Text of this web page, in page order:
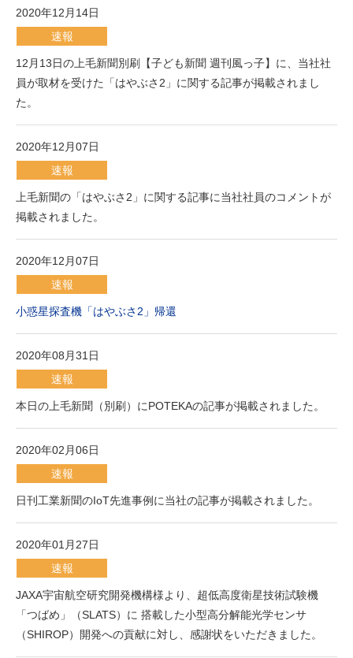
2020年12月14日
速報
12月13日の上毛新聞別刷【子ども新聞 週刊風っ子】に、当社社
員が取材を受けた「はやぶさ2」に関する記事が掲載されまし
た。
2020年12月07日
速報
上毛新聞の「はやぶさ2」に関する記事に当社社員のコメントが
掲載されました。
2020年12月07日
速報
小惑星探査機「はやぶさ2」帰還
2020年08月31日
速報
本日の上毛新聞（別刷）にPOTEKAの記事が掲載されました。
2020年02月06日
速報
日刊工業新聞のIoT先進事例に当社の記事が掲載されました。
2020年01月27日
速報
JAXA宇宙航空研究開発機構様より、超低高度衛星技術試験機
「つばめ」（SLATS）に 搭載した小型高分解能光学センサ
（SHIROP）開発への貢献に対し、感謝状をいただきました。